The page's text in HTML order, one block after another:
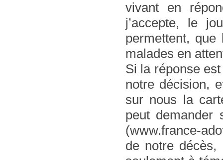
vivant en
j’accepte, le
permettent, que
malades en
Si la réponse
notre décision,
sur nous la
peut demander
(www.france-
de notre décès,